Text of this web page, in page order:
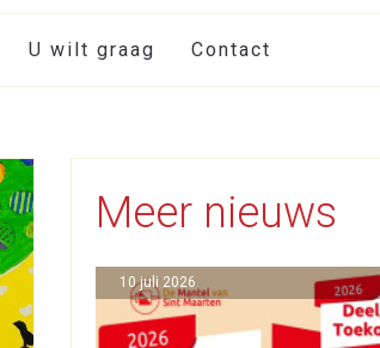
U wilt graag Contact
Meer nieuws
10 juli 2026